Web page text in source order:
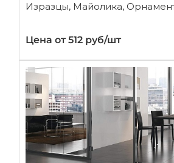
Изразцы, Майолика,
Цена от 512 руб/шт